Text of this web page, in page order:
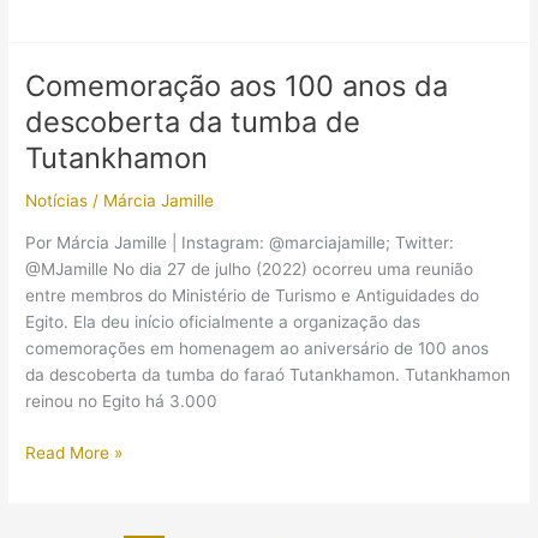
afirma
que
anunciará
outubro
causa
da
morte
de
Tutankhamon
Comemoração aos 100 anos da
descoberta da tumba de
Tutankhamon
Notícias / Márcia Jamille
Por Márcia Jamille | Instagram: @marciajamille; Twitter:
@MJamille No dia 27 de julho (2022) ocorreu uma reunião
entre membros do Ministério de Turismo e Antiguidades do
Egito. Ela deu início oficialmente a organização das
comemorações em homenagem ao aniversário de 100 anos
da descoberta da tumba do faraó Tutankhamon. Tutankhamon
reinou no Egito há 3.000
Comemoração
Read More »